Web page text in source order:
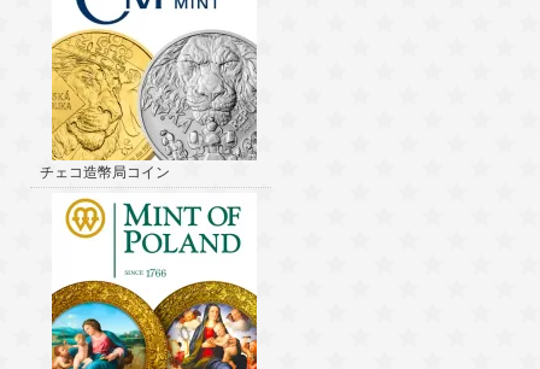
チェコ造幣局コイン